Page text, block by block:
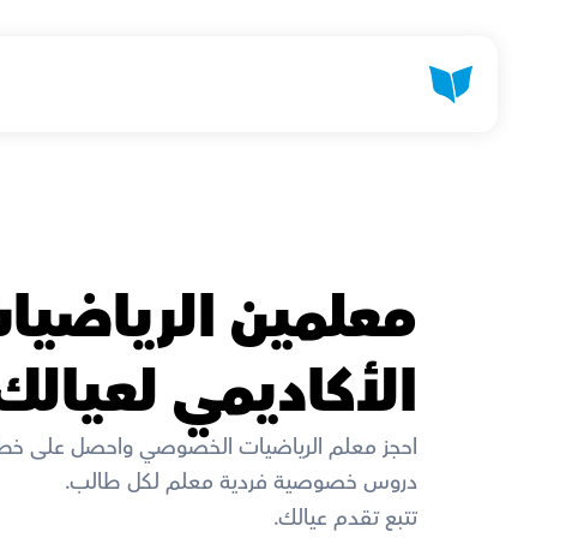
الأكاديمي
احجز معلم الرياضيات الخصوصي واحصل على
دروس خصوصية فردية معلم لكل طالب.
تتبع تقدم عيالك.